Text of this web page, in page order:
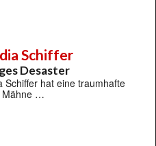
Schiffer
Desaster
Schiffer hat eine traumhafte
Mähne …